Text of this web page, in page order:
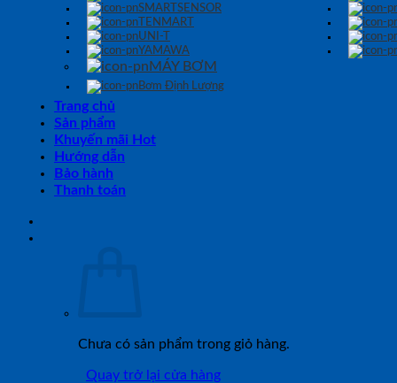
SMARTSENSOR
TENMART
UNI-T
YAMAWA
MÁY BƠM
Bơm Định Lượng
Trang chủ
Sản phẩm
Khuyến mãi Hot
Hướng dẫn
Bảo hành
Thanh toán
Chưa có sản phẩm trong giỏ hàng.
Quay trở lại cửa hàng